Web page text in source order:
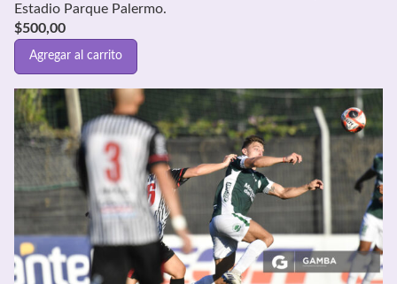
Estadio Parque Palermo.
$500,00
Agregar al carrito